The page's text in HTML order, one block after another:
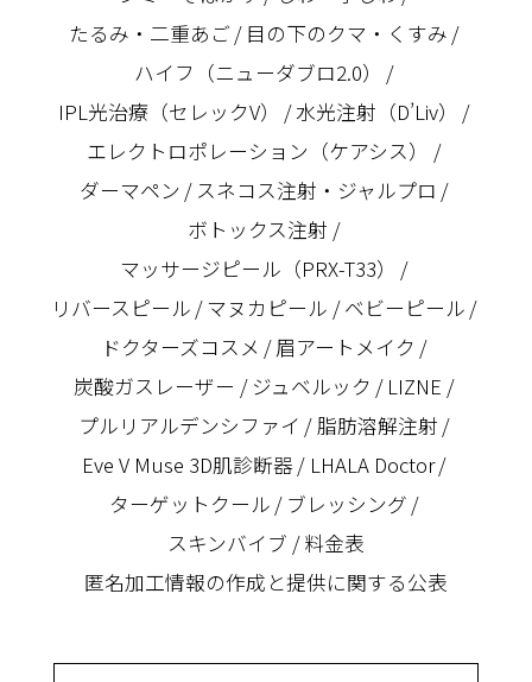
たるみ・二重あご
目の下のクマ・くすみ
ハイフ（ニューダブロ2.0）
IPL光治療（セレックV）
水光注射（D’Liv）
エレクトロポレーション（ケアシス）
ダーマペン
スネコス注射・ジャルプロ
ボトックス注射
マッサージピール（PRX-T33）
リバースピール
マヌカピール
ベビーピール
ドクターズコスメ
眉アートメイク
炭酸ガスレーザー
ジュベルック
LIZNE
プルリアルデンシファイ
脂肪溶解注射
Eve V Muse 3D肌診断器
LHALA Doctor
ターゲットクール
ブレッシング
スキンバイブ
料金表
匿名加⼯情報の作成と提供に関する公表